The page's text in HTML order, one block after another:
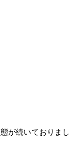
が続いておりまし